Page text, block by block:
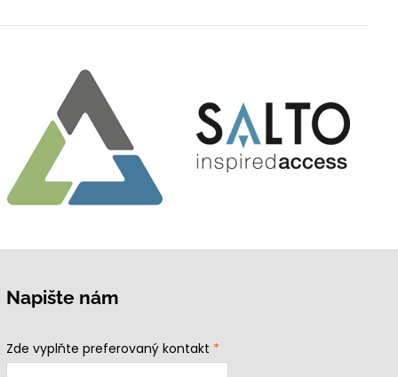
Napište nám
Zde vyplňte preferovaný kontakt *